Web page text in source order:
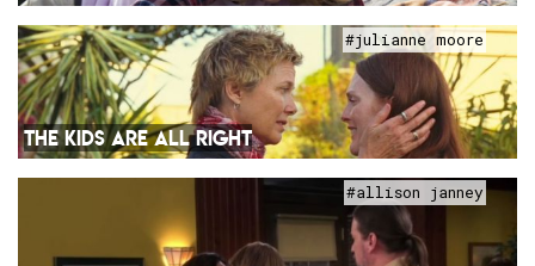
#julianne moore
THE KIDS ARE ALL RIGHT
#allison janney